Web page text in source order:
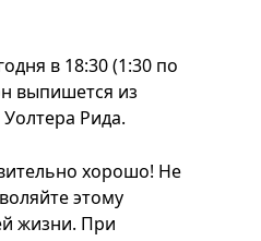
в 18:30 (1:30 по
выпишется из
Рида.
хорошо! Не
этому
жизни. При